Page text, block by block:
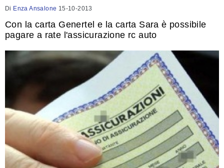
Di Enza Ansalone 15-10-2013
Con la carta Genertel e la carta Sara è possibile
pagare a rate l'assicurazione rc auto